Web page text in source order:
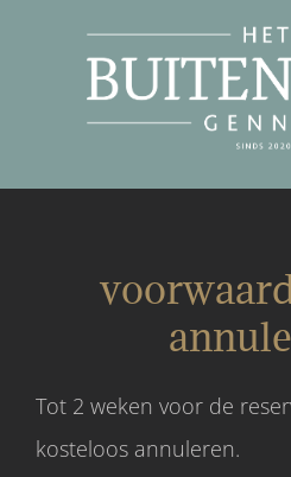
Tot 2 weken voor de
kosteloos annuleren.